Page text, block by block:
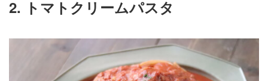
2. トマトクリームパスタ